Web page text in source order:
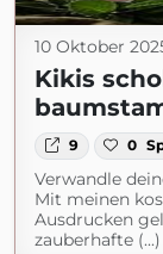
10 Oktober
Kikis
9 0
Verwandle
Mit meinen
Ausdrucken
zauberhafte (...)